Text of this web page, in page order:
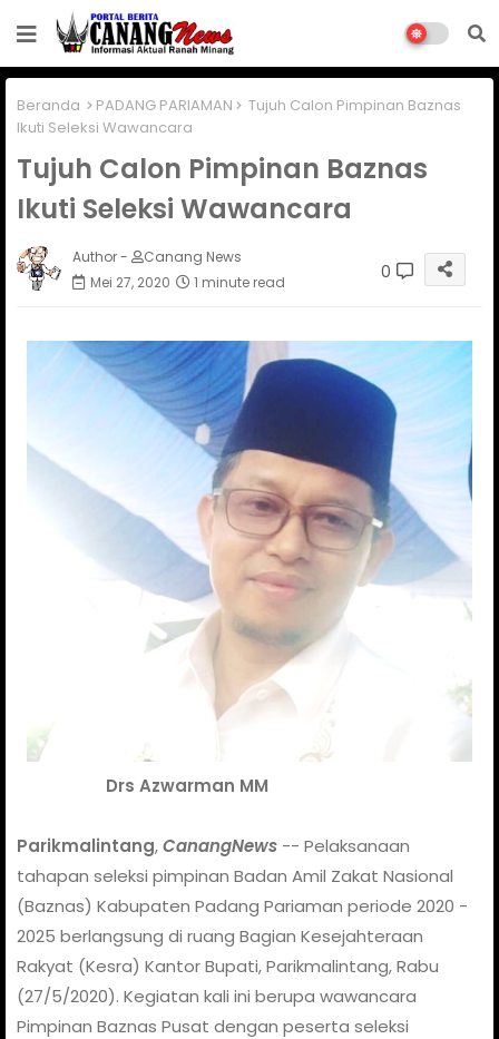
Beranda PADANG PARIAMAN
Tujuh Calon Pimpinan Baznas
Ikuti Seleksi Wawancara
Tujuh Calon Pimpinan Baznas
Ikuti Seleksi Wawancara
Author -
Canang News
Mei 27, 2020
1 minute read 0
Drs Azwarman MM
Parikmalintang,CanangNews -- Pelaksanaan
tahapan seleksi pimpinan Badan Amil Zakat Nasional
(Baznas) Kabupaten Padang Pariaman periode 2020 -
2025 berlangsung di ruang Bagian Kesejahteraan
Rakyat (Kesra) Kantor Bupati, Parikmalintang, Rabu
(27/5/2020). Kegiatan kali ini berupa wawancara
Pimpinan Baznas Pusat dengan peserta seleksi